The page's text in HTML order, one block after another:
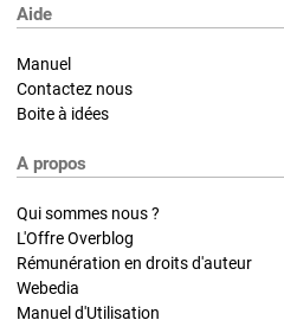
Aide
Manuel
Contactez nous
Boite à idées
A propos
Qui sommes nous ?
L'Offre Overblog
Rémunération en droits d'auteur
Webedia
Manuel d'Utilisation